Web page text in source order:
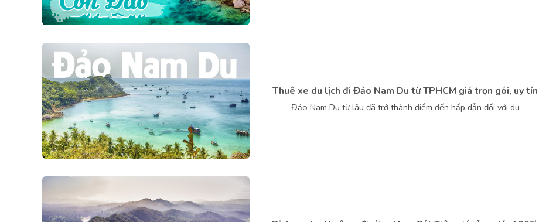
Thuê xe du lịch đi Đảo Nam Du từ TPHCM giá trọn gói, uy tín
Đảo Nam Du từ lâu đã trở thành điểm đến hấp dẫn đối với du